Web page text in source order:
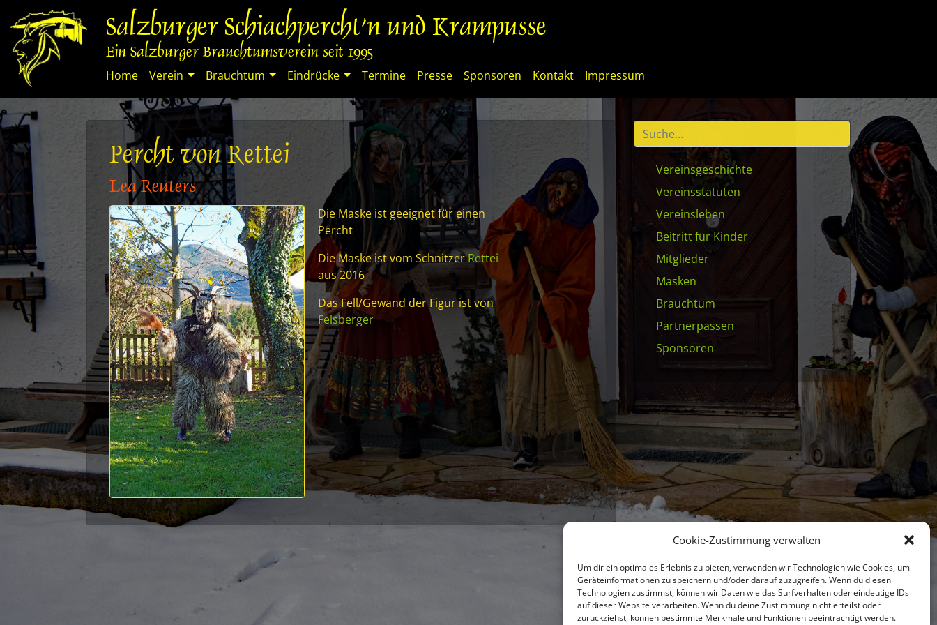
Cookie-Zustimmung verwalten
Um dir ein optimales Erlebnis zu bieten, verwenden wir Technologien wie Cookies, um
Geräteinformationen zu speichern und/oder darauf zuzugreifen. Wenn du diesen
Technologien zustimmst, können wir Daten wie das Surfverhalten oder eindeutige IDs
auf dieser Website verarbeiten. Wenn du deine Zustimmung nicht erteilst oder
zurückziehst, können bestimmte Merkmale und Funktionen beeinträchtigt werden.
zum
Inhalt
Salzburger Schiachpercht'n und Krampusse
Ein Salzburger Brauchtumsverein seit 1995
Home Verein Brauchtum Eindrücke Termine Presse Sponsoren Kontakt Impressum
Percht von Rettei
Lea Reuters
Die Maske ist geeignet für einen
Percht
Die Maske ist vom SchnitzerRettei
aus 2016
Das Fell/Gewand der Figur ist von
Felsberger
Vereinsgeschichte
Vereinsstatuten
Vereinsleben
Beitritt für Kinder
Mitglieder
Masken
Brauchtum
Partnerpassen
Sponsoren